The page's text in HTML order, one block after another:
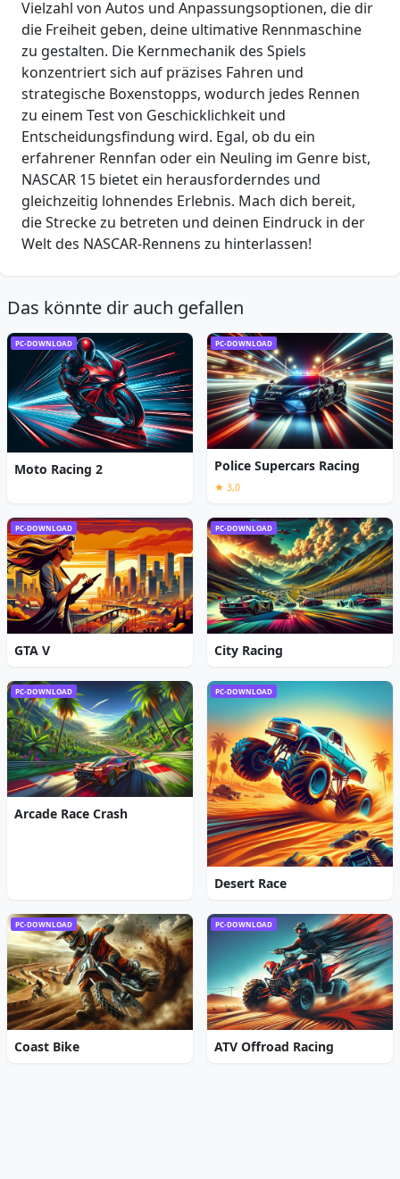
Vielzahl von Autos und Anpassungsoptionen, die dir
die Freiheit geben, deine ultimative Rennmaschine
zu gestalten. Die Kernmechanik des Spiels
konzentriert sich auf präzises Fahren und
strategische Boxenstopps, wodurch jedes Rennen
zu einem Test von Geschicklichkeit und
Entscheidungsfindung wird. Egal, ob du ein
erfahrener Rennfan oder ein Neuling im Genre bist,
NASCAR 15 bietet ein herausforderndes und
gleichzeitig lohnendes Erlebnis. Mach dich bereit,
die Strecke zu betreten und deinen Eindruck in der
Welt des NASCAR-Rennens zu hinterlassen!
Das könnte dir auch gefallen
PC-DOWNLOAD
Moto Racing 2
PC-DOWNLOAD
Police Supercars Racing
★ 3,0
PC-DOWNLOAD
GTA V
PC-DOWNLOAD
City Racing
PC-DOWNLOAD
Arcade Race Crash
PC-DOWNLOAD
Desert Race
PC-DOWNLOAD
Coast Bike
PC-DOWNLOAD
ATV Offroad Racing